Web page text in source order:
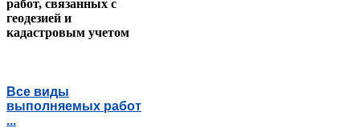
работ, связанных с
геодезией и
кадастровым учетом
Все виды
выполняемых работ
...